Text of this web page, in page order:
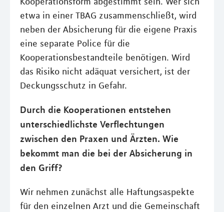
etwa in einer TBAG zusammenschließt, wird
neben der Absicherung für die eigene Praxis
eine separate Police für die
Kooperationsbestandteile benötigen. Wird
das Risiko nicht adäquat versichert, ist der
Deckungsschutz in Gefahr.
Durch die Kooperationen entstehen
unterschiedlichste Verflechtungen
zwischen den Praxen und Ärzten. Wie
bekommt man die bei der Absicherung in
den Griff?
Wir nehmen zunächst alle Haftungsaspekte
für den einzelnen Arzt und die Gemeinschaft